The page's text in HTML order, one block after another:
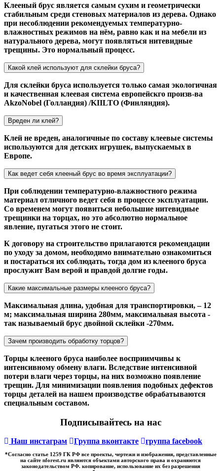
Клееный брус является самым сухим и геометрически
стабильным среди стеновых материалов из дерева. Однако
при несоблюдении рекомендуемых температурно-
влажностных режимов на нём, равно как и на мебели из
натурального дерева, могут появляться нитевидные
трещины. Это нормальный процесс.
Какой клей используют для склейки бруса?
Для склейки бруса используется только самая экологичная
и качественная клеевая система европейскго произв-ва
AkzoNobel (Голландия) /KIILTO (Финляндия).
Вреден ли клей?
Клей не вреден, аналогичные по составу клеевые системы
используются для детских игрушек, выпускаемых в
Европе.
Как ведет себя клееный брус во время эксплуатации?
При соблюдении температурно-влажностного режима
материал отличного ведет себя в процессе эксплуатации.
Со временем могут появиться небольшие нитевидные
трещинки на торцах, но это абсолютно нормальное
явление, пугаться этого не стоит.
К договору на строительство прилагаются рекомендации
по уходу за домом, необходимо внимательно ознакомиться
и постараться их соблюдать, тогда дом из клееного бруса
прослужит Вам верой и правдой долгие годы.
Какие максимальные размеры клееного бруса?
Максимальная длина, удобная для транспортировки, – 12
м; максимальная ширина 280мм, максимальная высота -
так называемый брус двойной склейки -270мм.
Зачем производить обработку торцов?
Торцы клееного бруса наиболее восприимчивы к
интенсивному обмену влаги. Вследствие интенсивной
потери влаги через торцы, на них возможно появление
трещин. Для минимизации появления подобных дефектов
торцы деталей на нашем производстве обрабатываются
специальным составом.
Подписывайтесь на нас
Наш инстаграм Группа вконтакте группа facebook
*Cогласно статье 1259 ГК РФ все проекты, чертежи и изображения, представленные
на сайте nforest.ru являются объектами авторского права и охраняются
законодательством РФ. копирование, использование их без разрешения